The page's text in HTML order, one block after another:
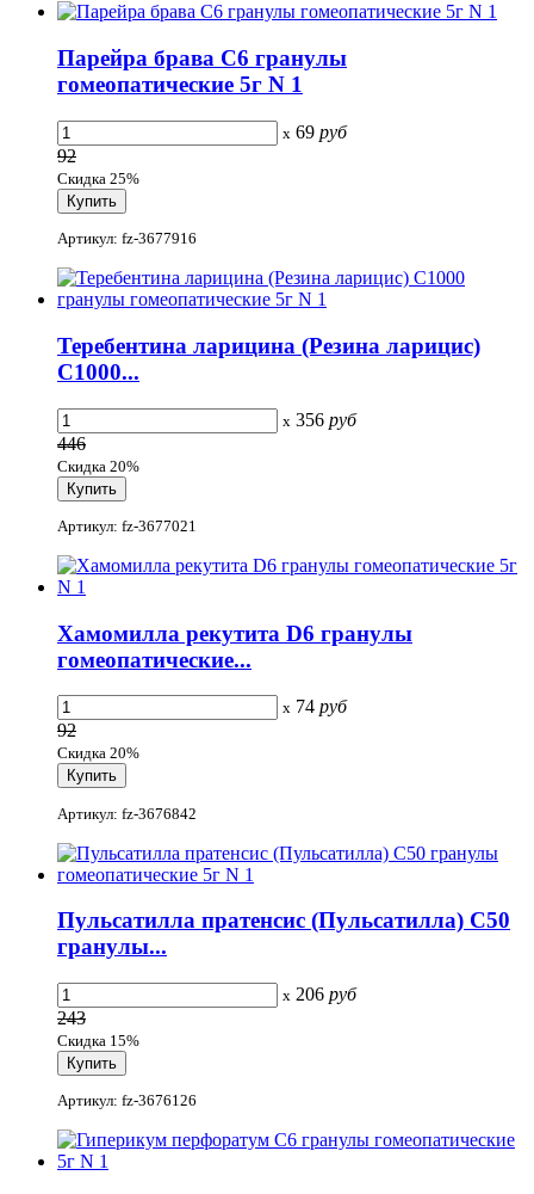
Парейра брава C6 гранулы
гомеопатические 5г N 1
x 69 руб
92
Скидка 25%
Артикул: fz-3677916
Теребентина ларицина (Резина ларицис)
С1000...
x 356 руб
446
Скидка 20%
Артикул: fz-3677021
Хамомилла рекутита D6 гранулы
гомеопатические...
x 74 руб
92
Скидка 20%
Артикул: fz-3676842
Пульсатилла пратенсис (Пульсатилла) С50
гранулы...
x 206 руб
243
Скидка 15%
Артикул: fz-3676126